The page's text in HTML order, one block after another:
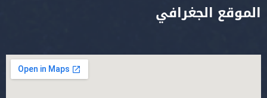
الموقع الجغرافي